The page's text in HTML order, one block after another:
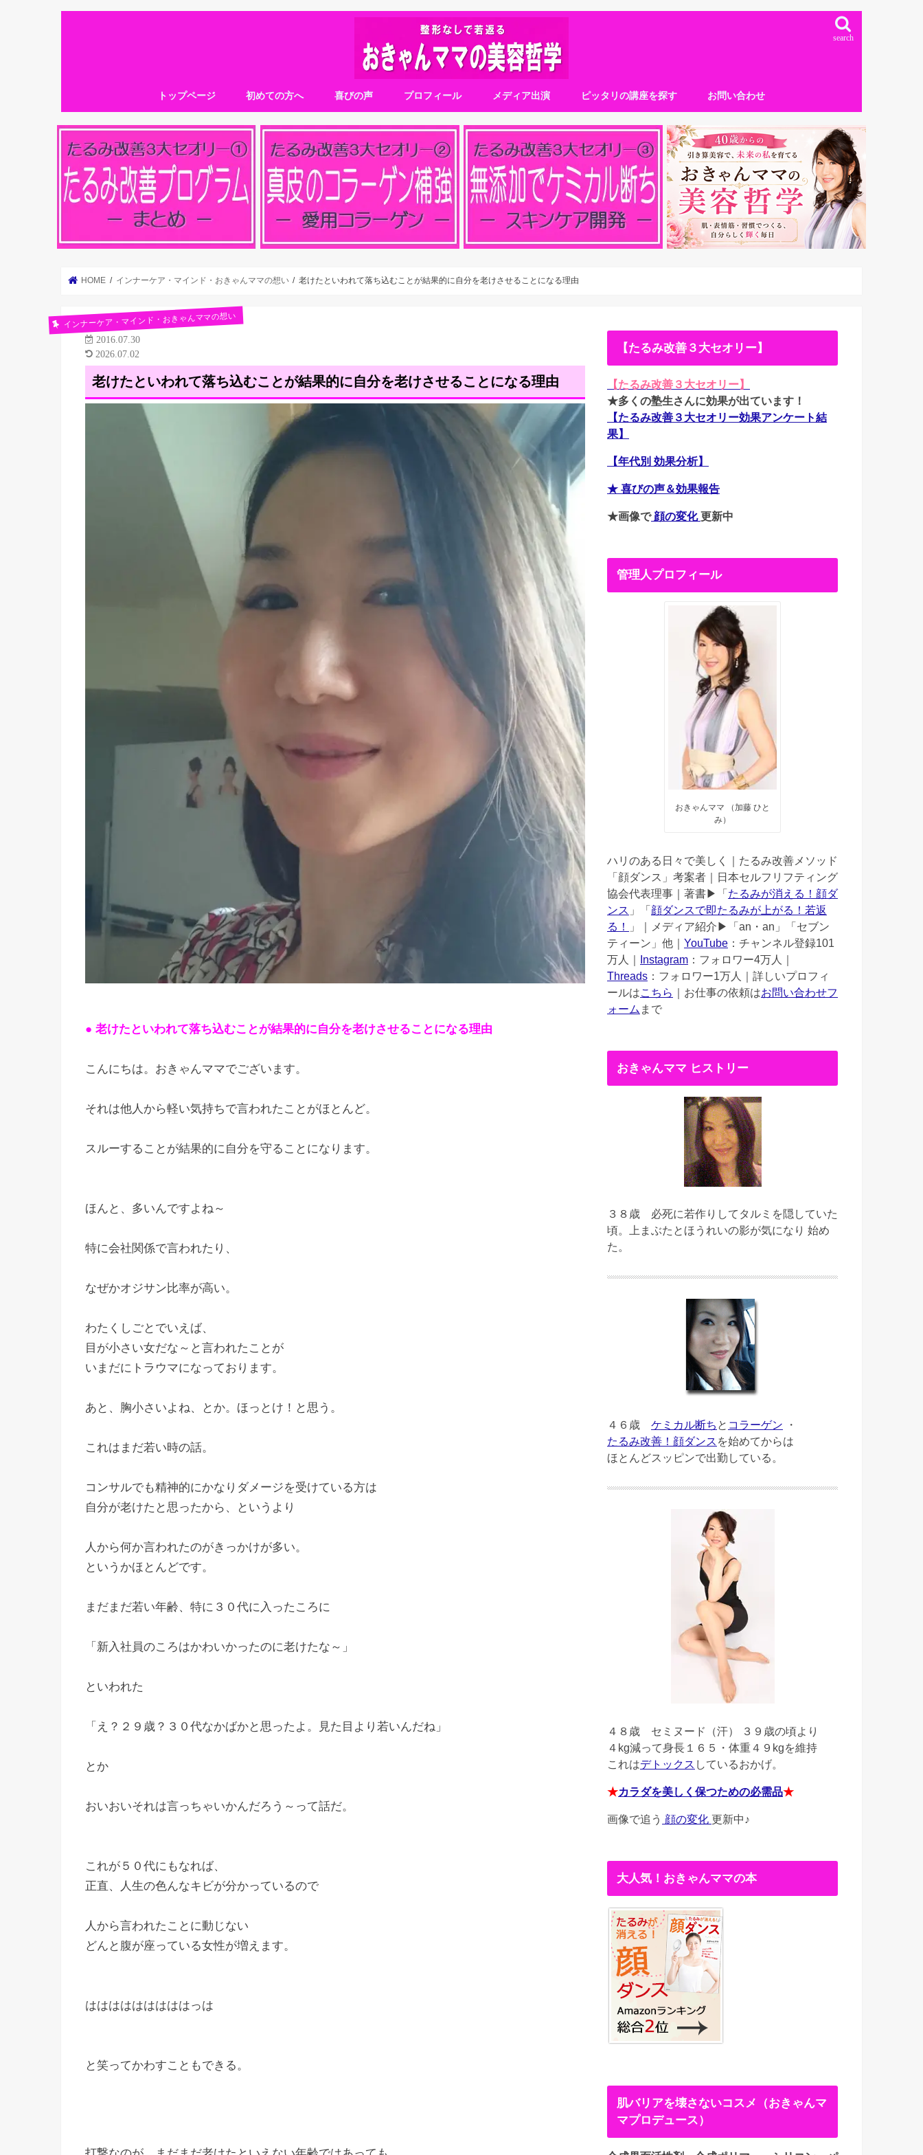
search
トップページ 初めての方へ 喜びの声 プロフィール メディア出演 ピッタリの講座を探す お問い合わせ
HOME インナーケア・マインド・おきゃんママの想い 老けたといわれて落ち込むことが結果的に自分を老けさせることになる理由
インナーケア・マインド・おきゃんママの想い
2016.07.30
2026.07.02
老けたといわれて落ち込むことが結果的に自分を老けさせることになる理由
● 老けたといわれて落ち込むことが結果的に自分を老けさせることになる理由
こんにちは。おきゃんママでございます。
それは他人から軽い気持ちで言われたことがほとんど。
スルーすることが結果的に自分を守ることになります。
ほんと、多いんですよね～
特に会社関係で言われたり、
なぜかオジサン比率が高い。
わたくしごとでいえば、
目が小さい女だな～と言われたことが
いまだにトラウマになっております。
あと、胸小さいよね、とか。ほっとけ！と思う。
これはまだ若い時の話。
コンサルでも精神的にかなりダメージを受けている方は
自分が老けたと思ったから、というより
人から何か言われたのがきっかけが多い。
というかほとんどです。
まだまだ若い年齢、特に３０代に入ったころに
「新入社員のころはかわいかったのに老けたな～」
といわれた
「え？２９歳？３０代なかばかと思ったよ。見た目より若いんだね」
とか
おいおいそれは言っちゃいかんだろう～って話だ。
これが５０代にもなれば、
正直、人生の色んなキビが分かっているので
人から言われたことに動じない
どんと腹が座っている女性が増えます。
はははははははははっは
と笑ってかわすこともできる。
【たるみ改善３大セオリー】
【たるみ改善３大セオリー】
★多くの塾生さんに効果が出ています！
【たるみ改善３大セオリー効果アンケート結
果】
【年代別 効果分析】
★ 喜びの声＆効果報告
★画像で顔の変化更新中
管理人プロフィール
おきゃんママ （加藤 ひと
み）
ハリのある日々で美しく｜たるみ改善メソッド
「顔ダンス」考案者｜日本セルフリフティング
協会代表理事｜著書▶︎「 たるみが消える！顔ダ
ンス 」「 顔ダンスで即たるみが上がる！若返
る！
」｜メディア紹介▶︎「an・an」「セブン
ティーン」他｜ YouTube ：チャンネル登録101
万人｜
Instagram ：フォロワー4万人｜
Threads ：フォロワー1万人｜詳しいプロフィ
ールはこちら ｜お仕事の依頼はお問い合わせフ
ォーム まで
おきゃんママ ヒストリー
３８歳 必死に若作りしてタルミを隠していた
頃。上まぶたとほうれいの影が気になり 始め
た。
４６歳 ケミカル断ち と コラーゲン ・
たるみ改善！顔ダンス を始めてからは
ほとんどスッピンで出勤している。
４８歳 セミヌード（汗） ３９歳の頃より
４kg減って身長１６５・体重４９kgを維持
これはデトックス しているおかげ。
★カラダを美しく保つための必需品★
画像で追う 顔の変化 更新中♪
大人気！おきゃんママの本
肌バリアを壊さないコスメ（おきゃんマ
マプロデュース）